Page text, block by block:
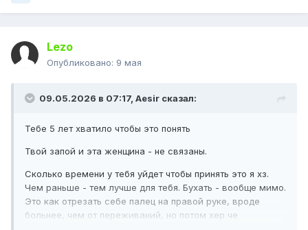
Lezo
Опубликовано: 9 мая
09.05.2026 в 07:17, Aesir сказал:
Тебе 5 лет хватило чтобы это понять
Твой запой и эта женщина - не связаны.
Сколько времени у тебя уйдет чтобы принять это я хз.
Чем раньше - тем лучше для тебя. Бухать - вообще мимо.
Это как отрезать себе палец на правой руке, вроде
больнее, чем от переживаний, но потом хер че